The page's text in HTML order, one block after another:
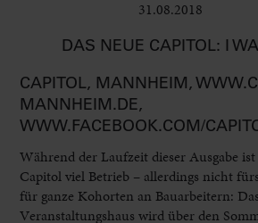
31.08.2018
DAS NEUE CAPITOL: I
CAPITOL, MANNHEIM,
MANNHEIM.DE,
WWW.FACEBOOK.COM/
Während der Laufzeit dieser Ausgabe
Capitol viel Betrieb – allerdings nicht
für ganze Kohorten an Bauarbeitern:
Veranstaltungshaus wird über den